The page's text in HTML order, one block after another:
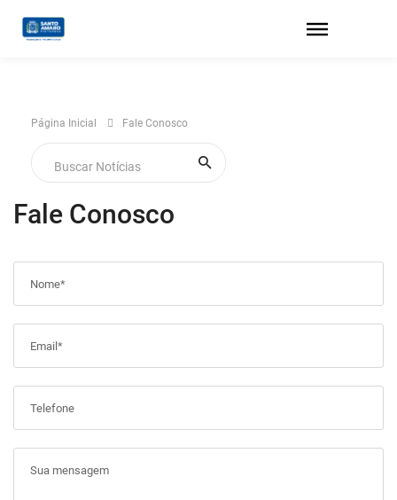
Página Inicial Fale Conosco
Fale Conosco